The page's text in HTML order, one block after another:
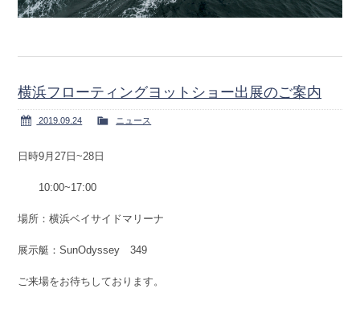
横浜フローティングヨットショー出展のご案内
2019.09.24 ニュース
日時9月27日~28日
10:00~17:00
場所：横浜ベイサイドマリーナ
展示艇：SunOdyssey 349
ご来場をお待ちしております。